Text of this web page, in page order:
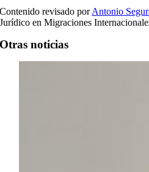
Contenido revisado porAntonio
Jurídico en Migraciones
Otras noticias